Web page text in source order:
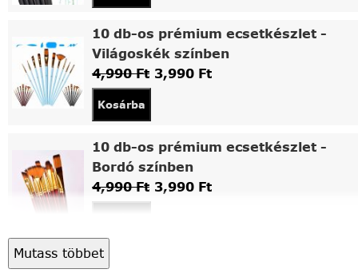
10 db-os prémium ecsetkészlet -
Világoskék színben
4,990Ft 3,990 Ft
Kosárba
10 db-os prémium ecsetkészlet -
Bordó színben
4,990Ft 3,990 Ft
Asztali fa festőállvány
Mutass többet